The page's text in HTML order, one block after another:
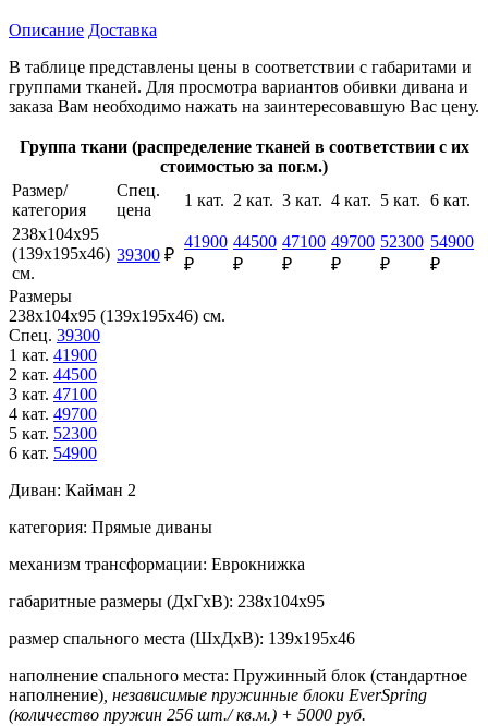
Описание Доставка
В таблице представлены цены в соответствии с габаритами и
группами тканей. Для просмотра вариантов обивки дивана и
заказа Вам необходимо нажать на заинтересовавшую Вас цену.
Группа ткани (распределение тканей в соответствии с их
стоимостью за пог.м.)
Размер/
категория
Спец.
цена
1 кат. 2 кат. 3 кат. 4 кат. 5 кат. 6 кат.
238х104х95
(139х195х46)
см.
39300 ₽
41900
₽
44500
₽
47100
₽
49700
₽
52300
₽
54900
₽
Размеры
238х104х95 (139х195х46) см.
Спец. 39300
1 кат. 41900
2 кат. 44500
3 кат. 47100
4 кат. 49700
5 кат. 52300
6 кат. 54900
Диван: Кайман 2
категория: Прямые диваны
механизм трансформации: Еврокнижка
габаритные размеры (ДхГхВ): 238х104х95
размер спального места (ШхДхВ): 139х195х46
наполнение спального места: Пружинный блок (стандартное
наполнение) , независимые пружинные блоки EverSpring
(количество пружин 256 шт./ кв.м.) + 5000 руб.